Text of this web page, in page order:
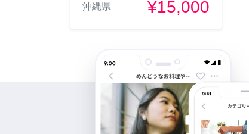
沖縄県 ¥15,000